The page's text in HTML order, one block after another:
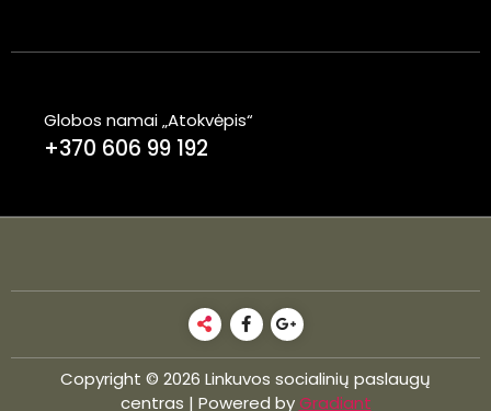
Globos namai „Atokvėpis“
+370 606 99 192
Copyright © 2026 Linkuvos socialinių paslaugų
centras | Powered byGradiant